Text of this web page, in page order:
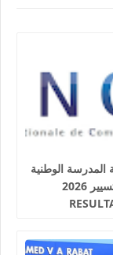
المدرسة الوطنية
للتجارة والتسيير 2026